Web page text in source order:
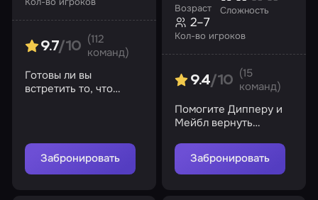
9.7/10
(112
команд)
Готовы ли вы
встретить то, что
Забронировать
Возраст Сложность
Кол-во игроков
2–7
9.4/10
(15
команд)
Помогите Дипперу и
Мейбл вернуть
украденный
коварными гномами
Забронировать